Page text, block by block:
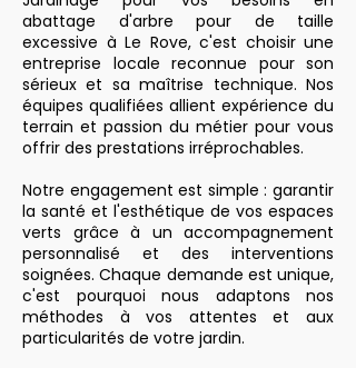
abattage d'arbre pour de taille
excessive à Le Rove, c'est choisir une
entreprise locale reconnue pour son
sérieux et sa maîtrise technique. Nos
équipes qualifiées allient expérience du
terrain et passion du métier pour vous
offrir des prestations irréprochables.
Notre engagement est simple : garantir
la santé et l'esthétique de vos espaces
verts grâce à un accompagnement
personnalisé et des interventions
soignées. Chaque demande est unique,
c'est pourquoi nous adaptons nos
méthodes à vos attentes et aux
particularités de votre jardin.